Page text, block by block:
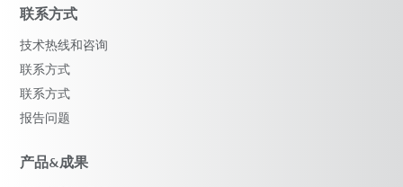
联系方式
技术热线和咨询
联系方式
联系方式
报告问题
产品&成果